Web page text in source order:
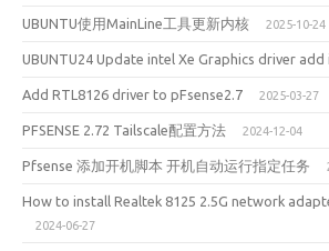
UBUNTU使用MainLine工具更新内核 2025-10-24
UBUNTU24 Update intel Xe Graphics driver add
Add RTL8126 driver to pFsense2.7 2025-03-27
PFSENSE 2.72 Tailscale配置方法 2024-12-04
Pfsense 添加开机脚本 开机自动运行指定任务
How to install Realtek 8125 2.5G network
2024-06-27